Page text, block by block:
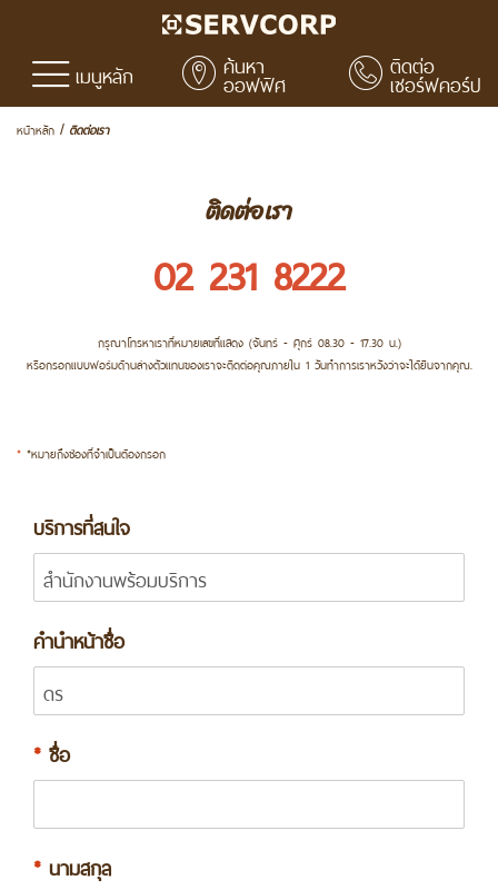
เมนูหลัก ค้นหา
ออฟฟิศ
ติดต่อ
เซอร์ฟคอร์ป
หน้าหลัก / ติดต่อเรา
ติดต่อเรา
02 231 8222
กรุณาโทรหาเราที่หมายเลขที่แสดง (จันทร์ - ศุกร์ 08.30 - 17.30 น.)
หรือกรอกแบบฟอร์มด้านล่างตัวแทนของเราจะติดต่อคุณภายใน 1 วันทำการเราหวังว่าจะได้ยินจากคุณ.
* *หมายถึงช่องที่จำเป็นต้องกรอก
บริการที่สนใจ
คำนำหน้าชื่อ
* ชื่อ
* นามสกุล